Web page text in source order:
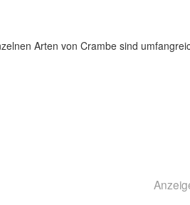
Arten von Crambe sind